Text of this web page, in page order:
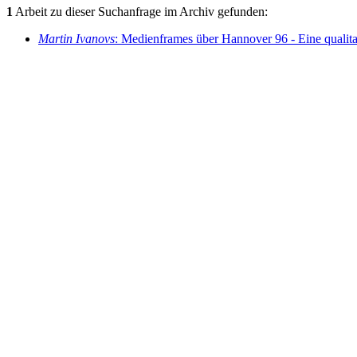
1Arbeit zu dieser Suchanfrage im Archiv gefunden:
Martin Ivanovs: Medienframes über Hannover 96 - Eine